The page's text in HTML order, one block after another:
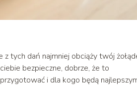
z tych dań najmniej obciąży twój
bezpieczne, dobrze, że to
i dla kogo będą